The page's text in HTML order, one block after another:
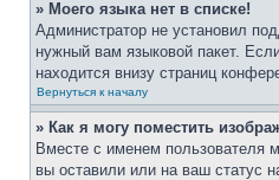
» Моего языка нет в списке!
Администратор не установил
нужный вам языковой пакет.
находится внизу страниц
Вернуться к началу
» Как я могу поместить
Вместе с именем пользователя
вы оставили или на ваш статус